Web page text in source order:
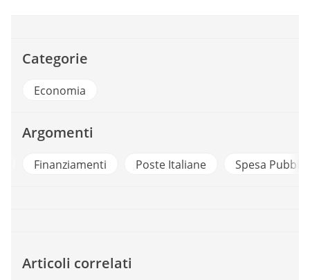
Categorie
Economia
Argomenti
Finanziamenti Poste Italiane Spesa
Articoli correlati